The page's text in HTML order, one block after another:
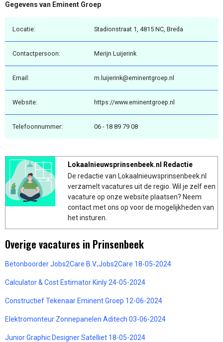
Gegevens van Eminent Groep
Locatie: Stadionstraat 1, 4815 NC, Breda
Contactpersoon: Merijn Luijerink
Email: m.luijerink@eminentgroep.nl
Website: https://www.eminentgroep.nl
Telefoonnummer: 06 - 18 89 79 08
Lokaalnieuwsprinsenbeek.nl Redactie
De redactie van Lokaalnieuwsprinsenbeek.nl
verzamelt vacatures uit de regio. Wil je zelf een
vacature op onze website plaatsen? Neem
contact met ons op voor de mogelijkheden van
het insturen.
Overige vacatures in Prinsenbeek
Betonboorder Jobs2Care B.V.;Jobs2Care 18-05-2024
Calculator & Cost Estimator Kinly 24-05-2024
Constructief Tekenaar Eminent Groep 12-06-2024
Elektromonteur Zonnepanelen Aditech 03-06-2024
Junior Graphic Designer Satelliet 18-05-2024